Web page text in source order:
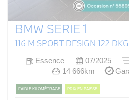
BMW SERIE 1
116 M SPORT DESIGN 122
Essence 07/2025
14 666km
FAIBLE KILOMÉTRAGE PRIX EN BAISSE